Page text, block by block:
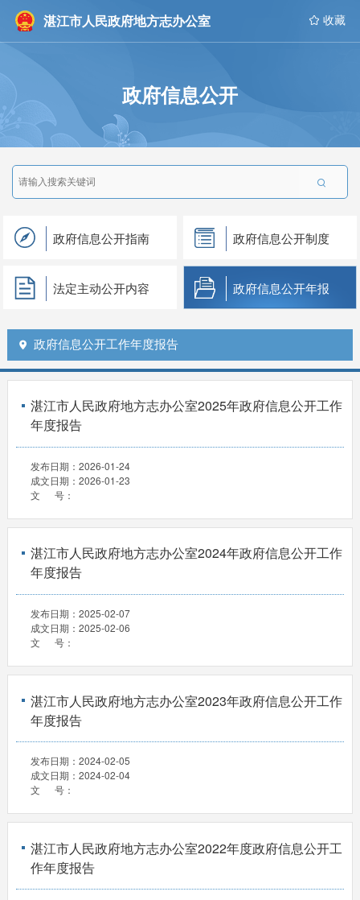
湛江市人民政府地方志办公室  收藏
政府信息公开

政府信息公开指南 政府信息公开制度
法定主动公开内容 政府信息公开年报
 政府信息公开工作年度报告
湛江市人民政府地方志办公室2025年政府信息公开工作
年度报告
发布日期： 2026-01-24
成文日期： 2026-01-23
文 号：
湛江市人民政府地方志办公室2024年政府信息公开工作
年度报告
发布日期： 2025-02-07
成文日期： 2025-02-06
文 号：
湛江市人民政府地方志办公室2023年政府信息公开工作
年度报告
发布日期： 2024-02-05
成文日期： 2024-02-04
文 号：
湛江市人民政府地方志办公室2022年度政府信息公开工
作年度报告